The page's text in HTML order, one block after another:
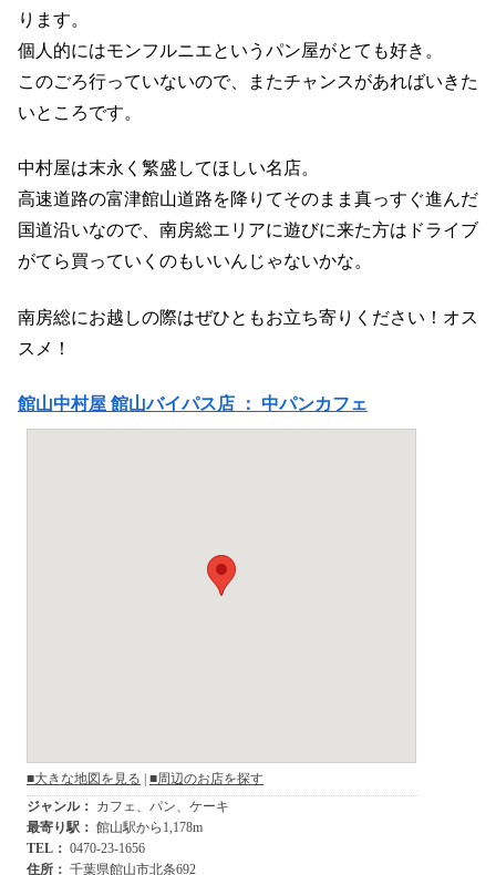
ります。
個人的にはモンフルニエというパン屋がとても好き。
このごろ行っていないので、またチャンスがあればいきた
いところです。
中村屋は末永く繁盛してほしい名店。
高速道路の富津館山道路を降りてそのまま真っすぐ進んだ
国道沿いなので、南房総エリアに遊びに来た方はドライブ
がてら買っていくのもいいんじゃないかな。
南房総にお越しの際はぜひともお立ち寄りください！オス
スメ！
館山中村屋 館山バイパス店 ： 中パンカフェ